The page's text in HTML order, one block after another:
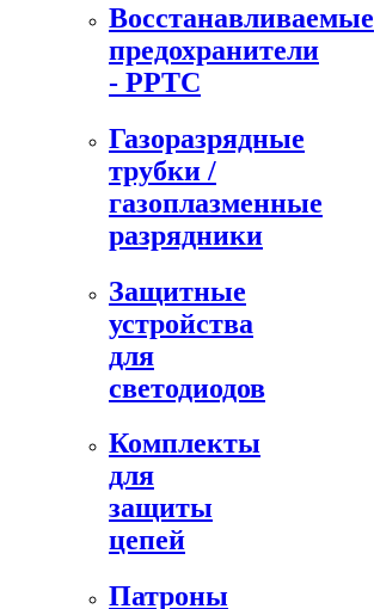
Восстанавливаемые
предохранители
- PPTC
Газоразрядные
трубки /
газоплазменные
разрядники
Защитные
устройства
для
светодиодов
Комплекты
для
защиты
цепей
Патроны